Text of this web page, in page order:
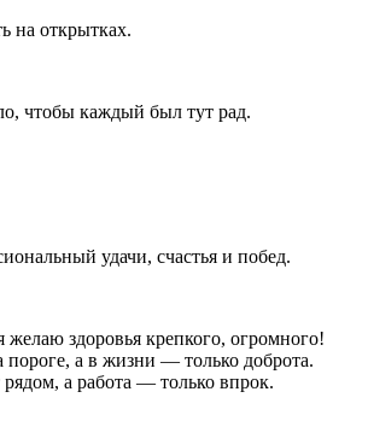
на открытках.
чтобы каждый был тут рад.
удачи, счастья и побед.
здоровья крепкого, огромного!
пороге, а в жизни — только доброта.
а работа — только впрок.